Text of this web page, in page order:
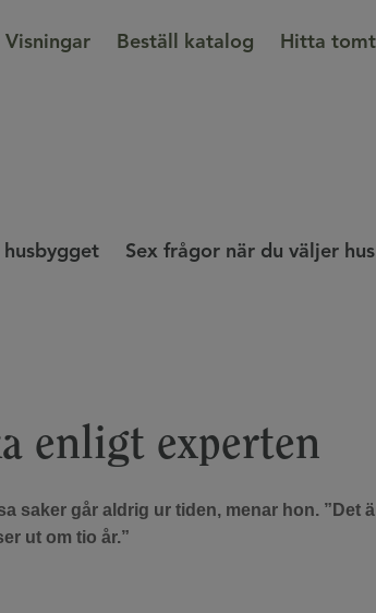
Visningar Beställ katalog Hitta
Sex frågor när du väljer hus
enligt experten
saker går aldrig ur tiden, menar hon. ”Det
ut om tio år.”